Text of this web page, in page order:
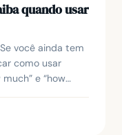
quando usar
você ainda tem
como usar
e “how